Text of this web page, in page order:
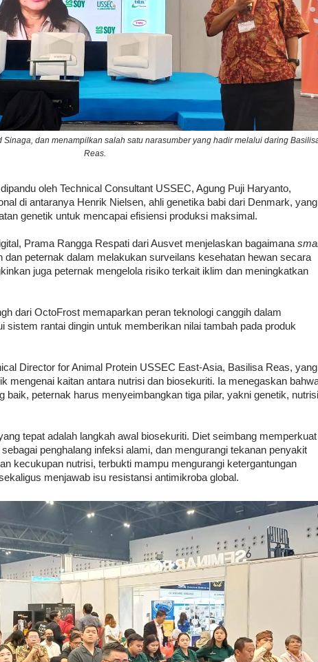
Sinaga, dan menampilkan salah satu narasumber yang hadir melalui daring
Reas.
oleh Technical Consultant USSEC, Agung Puji Haryanto,
di antaranya Henrik Nielsen, ahli genetika babi dari Denmark, yang
genetik untuk mencapai efisiensi produksi maksimal.
Prama Rangga Respati dari Ausvet menjelaskan bagaimana
dan peternak dalam melakukan surveilans kesehatan hewan secara
juga peternak mengelola risiko terkait iklim dan meningkatkan
dari OctoFrost memaparkan peran teknologi canggih dalam
sistem rantai dingin untuk memberikan nilai tambah pada produk
Director for Animal Protein USSEC East-Asia, Basilisa Reas, yang
mengenai kaitan antara nutrisi dan biosekuriti. Ia menegaskan
baik, peternak harus menyeimbangkan tiga pilar, yakni genetik,
tepat adalah langkah awal biosekuriti. Diet seimbang memperkuat
penghalang infeksi alami, dan mengurangi tekanan penyakit
kecukupan nutrisi, terbukti mampu mengurangi ketergantungan
menjawab isu resistansi antimikroba global.